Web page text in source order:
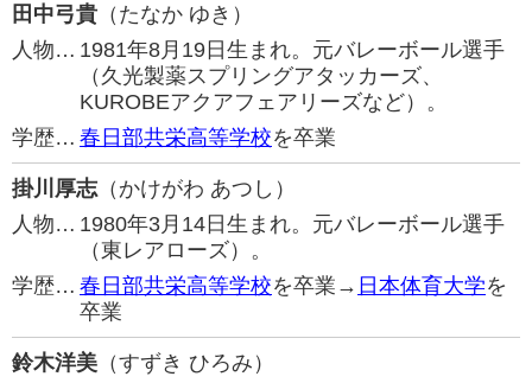
田中弓貴 （たなか ゆき）
人物… 1981年8月19日生まれ。元バレーボール選手
（久光製薬スプリングアタッカーズ、
KUROBEアクアフェアリーズなど）。
学歴… 春日部共栄高等学校を卒業
掛川厚志（かけがわ あつし）
人物… 1980年3月14日生まれ。元バレーボール選手
（東レアローズ）。
学歴… 春日部共栄高等学校を卒業→ 日本体育大学を
卒業
鈴木洋美 （すずき ひろみ）